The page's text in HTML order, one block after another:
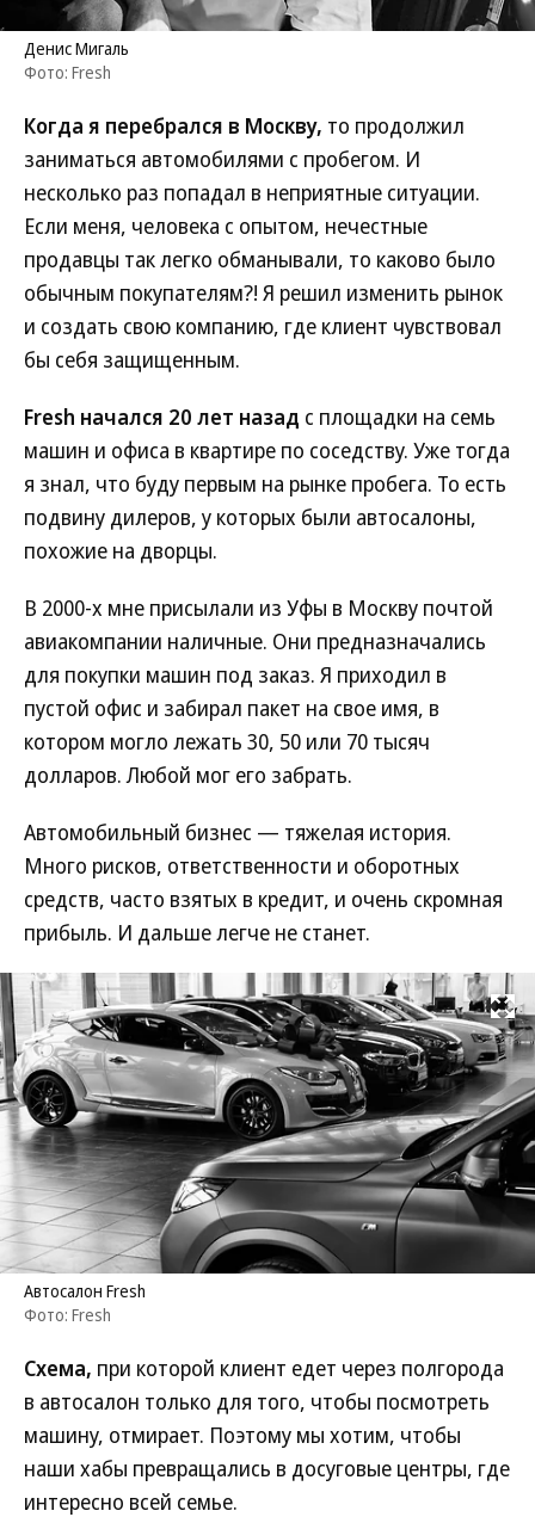
Денис Мигаль
Фото: Fresh
Когда я перебрался в Москву, то продолжил
заниматься автомобилями с пробегом. И
несколько раз попадал в неприятные ситуации.
Если меня, человека с опытом, нечестные
продавцы так легко обманывали, то каково было
обычным покупателям?! Я решил изменить рынок
и создать свою компанию, где клиент чувствовал
бы себя защищенным.
Fresh начался 20 лет назад с площадки на семь
машин и офиса в квартире по соседству. Уже тогда
я знал, что буду первым на рынке пробега. То есть
подвину дилеров, у которых были автосалоны,
похожие на дворцы.
В 2000-х мне присылали из Уфы в Москву почтой
авиакомпании наличные. Они предназначались
для покупки машин под заказ. Я приходил в
пустой офис и забирал пакет на свое имя, в
котором могло лежать 30, 50 или 70 тысяч
долларов. Любой мог его забрать.
Автомобильный бизнес — тяжелая история.
Много рисков, ответственности и оборотных
средств, часто взятых в кредит, и очень скромная
прибыль. И дальше легче не станет.
Развернуть
Автосалон Fresh
Фото: Fresh
Схема, при которой клиент едет через полгорода
в автосалон только для того, чтобы посмотреть
машину, отмирает. Поэтому мы хотим, чтобы
наши хабы превращались в досуговые центры, где
интересно всей семье.